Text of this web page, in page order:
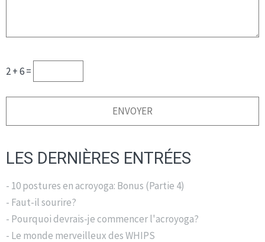
2 + 6 =
LES DERNIÈRES ENTRÉES
- 10 postures en acroyoga: Bonus (Partie 4)
- Faut-il sourire?
- Pourquoi devrais-je commencer l'acroyoga?
- Le monde merveilleux des WHIPS